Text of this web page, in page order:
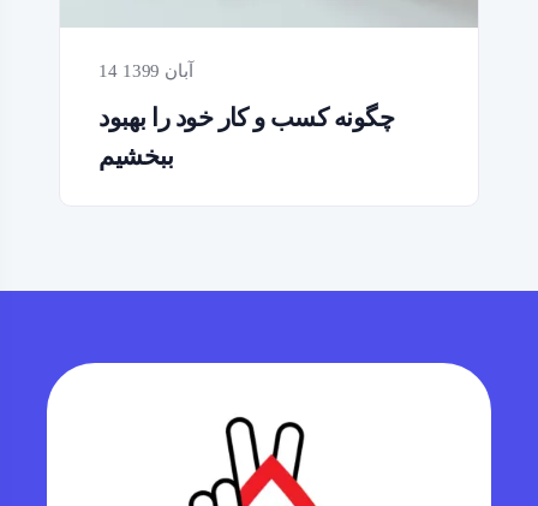
14 آبان 1399
چگونه کسب و کار خود را بهبود
ببخشیم